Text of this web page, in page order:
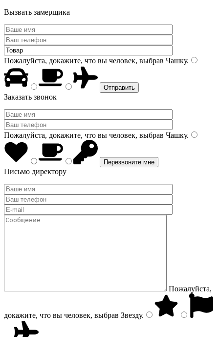
Вызвать замерщика
Пожалуйста, докажите, что вы человек, выбрав Чашку.
Заказать звонок
Пожалуйста, докажите, что вы человек, выбрав Чашку.
Письмо директору
Пожалуйста,
докажите, что вы человек, выбрав Звезду.